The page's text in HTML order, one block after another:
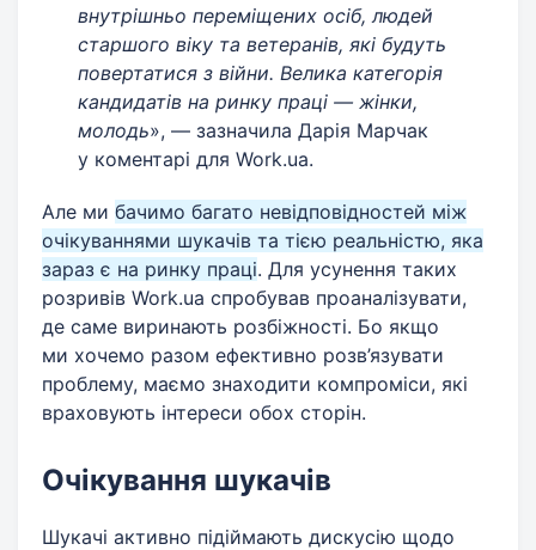
внутрішньо переміщених осіб, людей
старшого віку та ветеранів, які будуть
повертатися з війни. Велика категорія
кандидатів на ринку праці — жінки,
молодь», — зазначила Дарія Марчак
у коментарі для Work.ua.
Але ми бачимо багато невідповідностей між
очікуваннями шукачів та тією реальністю, яка
зараз є на ринку праці. Для усунення таких
розривів Work.ua спробував проаналізувати,
де саме виринають розбіжності. Бо якщо
ми хочемо разом ефективно розв’язувати
проблему, маємо знаходити компроміси, які
враховують інтереси обох сторін.
Очікування шукачів
Шукачі активно підіймають дискусію щодо